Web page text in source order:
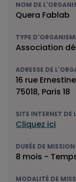
NOM DE
Quera Fablab
TYPE
Association
ADRESSE DE
16 rue Ernestine
75018, Paris 18
SITE INTERNET DE
Cliquez ici
DURÉE DE MISSION
8 mois -
MODALITÉ DE